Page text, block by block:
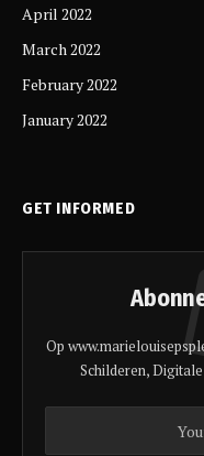
April 2022
March 2022
February 2022
January 2022
GET INFORMED
Op
Schilderen,